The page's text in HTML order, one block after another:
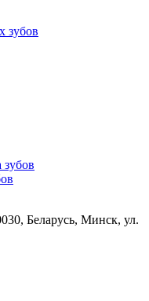
зубов
зубов
Беларусь, Минск, ул.